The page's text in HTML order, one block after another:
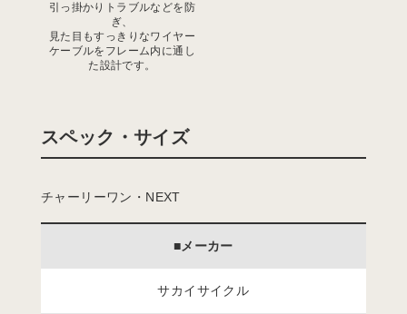
引っ掛かりトラブルなどを防
ぎ、
見た目もすっきりなワイヤー
ケーブルをフレーム内に通し
た設計です。
スペック・サイズ
チャーリーワン・NEXT
■メーカー
サカイサイクル